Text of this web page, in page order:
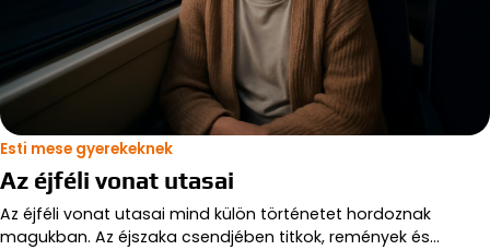
Esti mese gyerekeknek
Az éjféli vonat utasai
Az éjféli vonat utasai mind külön történetet hordoznak
magukban. Az éjszaka csendjében titkok, remények és…